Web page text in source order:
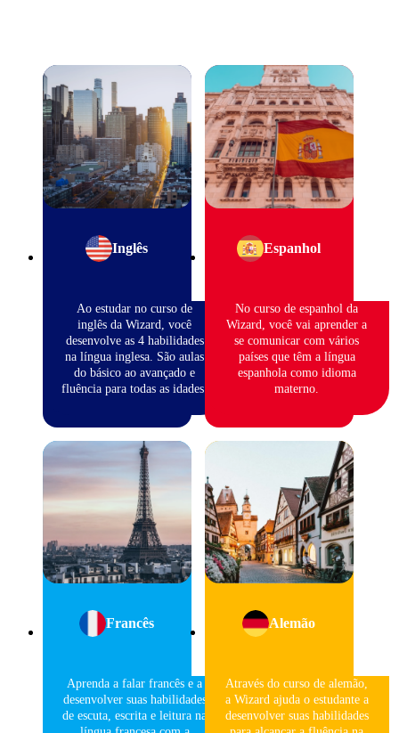
Inglês
Ao estudar no curso de
inglês da Wizard, você
desenvolve as 4 habilidades
na língua inglesa. São aulas
do básico ao avançado e
fluência para todas as idades.
Espanhol
No curso de espanhol da
Wizard, você vai aprender a
se comunicar com vários
países que têm a língua
espanhola como idioma
materno.
Francês
Aprenda a falar francês e a
desenvolver suas habilidades
de escuta, escrita e leitura na
Alemão
Através do curso de alemão,
a Wizard ajuda o estudante a
desenvolver suas habilidades